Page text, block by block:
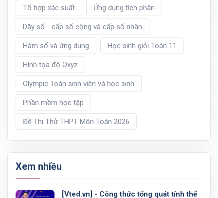
Tổ hợp xác suất Ứng dụng tích phân
Dãy số - cấp số cộng và cấp số nhân
Hàm số và ứng dụng Học sinh giỏi Toán 11
Hình tọa độ Oxyz
Olympic Toán sinh viên và học sinh
Phần mềm học tập
Đề Thi Thử THPT Môn Toán 2026
Xem nhiều
[Vted.vn] - Công thức tổng quát tính thể